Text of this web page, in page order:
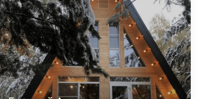
для именинников
за отзыв на одном из